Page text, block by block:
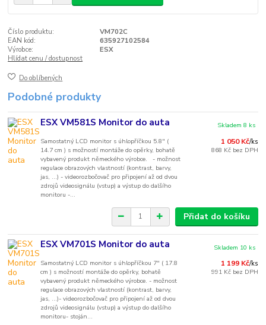
Číslo produktu:
VM702C
EAN kód:
635927102584
Výrobce:
ESX
Hlídat cenu / dostupnost
Do oblíbených
Podobné produkty
ESX VM581S Monitor do auta
Samostatný LCD monitor s úhlopříčkou 5.8" (
14.7 cm ) s možností montáže do opěrky, bohatě
vybavený produkt německého výrobce. - možnost
regulace obrazových vlastností (kontrast, barvy,
jas, ...) - videorozbočovač pro připojení až od dvou
zdrojů videosignálu (vstup) a výstup do dalšího
monitoru -...
1 050 Kč/ks
868 Kč bez DPH
Skladem 8 ks
Přidat do košíku
ESX VM701S Monitor do auta
Samostatný LCD monitor s úhlopříčkou 7" ( 17.8
cm ) s možností montáže do opěrky, bohatě
vybavený produkt německého výrobce. - možnost
regulace obrazových vlastností (kontrast, barvy,
jas, ...)- videorozbočovač pro připojení až od dvou
zdrojů videosignálu (vstup) a výstup do dalšího
monitoru- stoján...
1 199 Kč/ks
991 Kč bez DPH
Skladem 10 ks